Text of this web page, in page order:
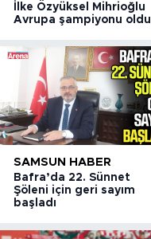
İlke Özyüksel Mihrioğlu
Avrupa şampiyonu oldu
SAMSUN HABER
Bafra’da 22. Sünnet
Şöleni için geri sayım
başladı